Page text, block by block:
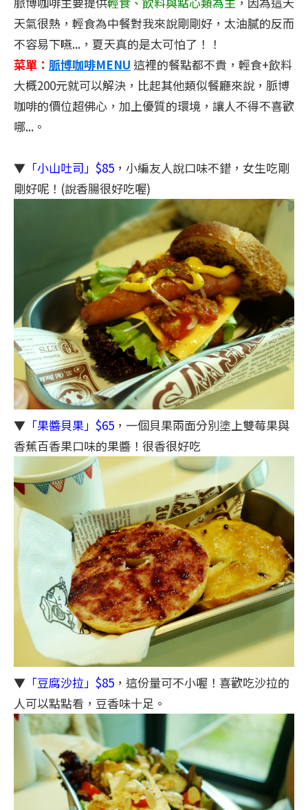
天氣很熱，輕食為中餐對我來說剛剛好，太油膩的反而
不容易下嚥...，夏天真的是太可怕了！！
菜單： 脈博咖啡MENU 這裡的餐點都不貴，輕食+飲料
大概200元就可以解決，比起其他類似餐廳來說，脈博
咖啡的價位超佛心，加上優質的環境，讓人不得不喜歡
哪...。
▼ 「小山吐司」$85 ，小編友人說口味不錯，女生吃剛
剛好呢！(說香腸很好吃喔)
▼ 「果醬貝果」$65 ，一個貝果兩面分別塗上雙莓果與
香蕉百香果口味的果醬！很香很好吃
▼ 「豆腐沙拉」$85 ，這份量可不小喔！喜歡吃沙拉的
人可以點點看，豆香味十足。